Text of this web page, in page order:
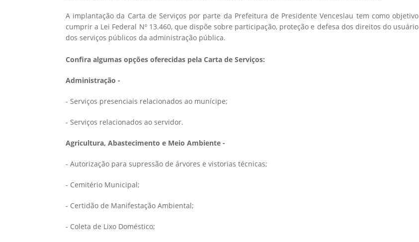
A implantação da Carta de Serviços por parte da Prefeitura de Presidente Venceslau tem como objetivo
cumprir a Lei Federal Nº 13.460, que dispõe sobre participação, proteção e defesa dos direitos do usuário
dos serviços públicos da administração pública.
Confira algumas opções oferecidas pela Carta de Serviços:
Administração -
- Serviços presenciais relacionados ao munícipe;
- Serviços relacionados ao servidor.
Agricultura, Abastecimento e Meio Ambiente -
- Autorização para supressão de árvores e vistorias técnicas;
- Cemitério Municipal;
- Certidão de Manifestação Ambiental;
- Coleta de Lixo Doméstico;